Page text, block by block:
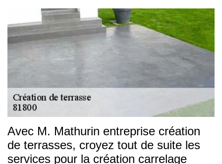
Avec M. Mathurin entreprise création
de terrasses, croyez tout de suite les
services pour la création carrelage